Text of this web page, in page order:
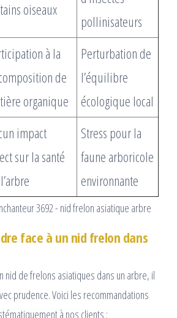
oiseaux
pollinisateurs
à la
de
organique
Perturbation de
l’équilibre
écologique local
impact
sur la santé
Stress pour la
faune arboricole
environnante
face à un nid frelon dans
nid de frelons asiatiques dans un arbre, il
prudence. Voici les recommandations
à nos clients :